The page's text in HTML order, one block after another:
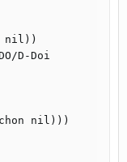
nil))
D-Doi
nil)))